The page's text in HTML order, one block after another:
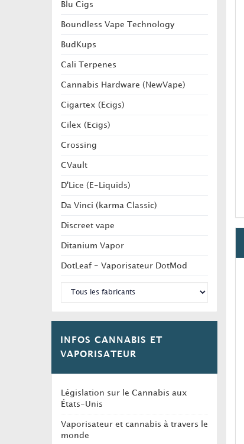
Blu Cigs
Boundless Vape Technology
BudKups
Cali Terpenes
Cannabis Hardware (NewVape)
Cigartex (Ecigs)
Cilex (Ecigs)
Crossing
CVault
D'Lice (E-Liquids)
Da Vinci (karma Classic)
Discreet vape
Ditanium Vapor
DotLeaf - Vaporisateur DotMod
INFOS CANNABIS ET
VAPORISATEUR
Législation sur le Cannabis aux
États-Unis
Vaporisateur et cannabis à travers le
monde